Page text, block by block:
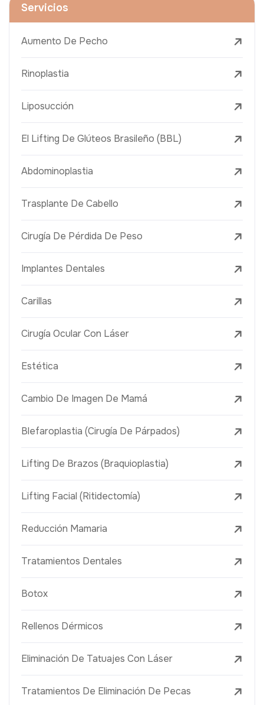
Servicios
Aumento De Pecho
Rinoplastia
Liposucción
El Lifting De Glúteos Brasileño (BBL)
Abdominoplastia
Trasplante De Cabello
Cirugía De Pérdida De Peso
Implantes Dentales
Carillas
Cirugía Ocular Con Láser
Estética
Cambio De Imagen De Mamá
Blefaroplastia (Cirugía De Párpados)
Lifting De Brazos (Braquioplastia)
Lifting Facial (Ritidectomía)
Reducción Mamaria
Tratamientos Dentales
Botox
Rellenos Dérmicos
Eliminación De Tatuajes Con Láser
Tratamientos De Eliminación De Pecas